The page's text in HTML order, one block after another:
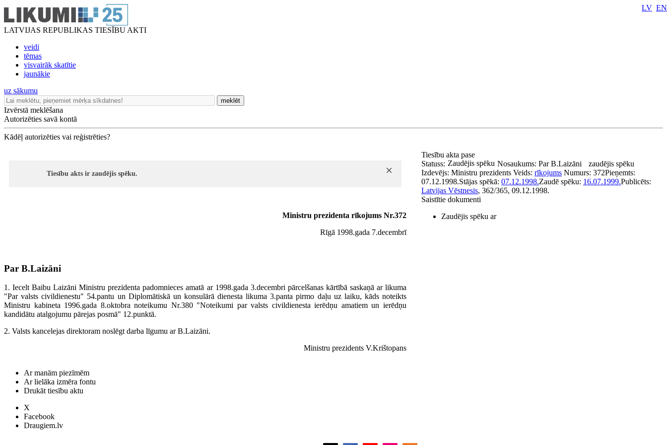
LATVIJAS REPUBLIKAS TIESĪBU AKTI
veidi
tēmas
visvairāk skatītie
jaunākie
LV EN
uz sākumu
meklēt
Izvērstā meklēšana
Autorizēties savā kontā
Kādēļ autorizēties vai reģistrēties?
Tiesību akts ir zaudējis spēku.
Ministru prezidenta rīkojums Nr.372
Rīgā 1998.gada 7.decembrī
Par B.Laizāni
1. Iecelt Baibu Laizāni Ministru prezidenta padomnieces amatā ar 1998.gada 3.decembri pārcelšanas kārtībā saskaņā ar likuma
"Par valsts civildienestu" 54.pantu un Diplomātiskā un konsulārā dienesta likuma 3.panta pirmo daļu uz laiku, kāds noteikts
Ministru kabineta 1996.gada 8.oktobra noteikumu Nr.380 "Noteikumi par valsts civildienesta ierēdņu amatiem un ierēdņu
kandidātu atalgojumu pārejas posmā" 12.punktā.
2. Valsts kancelejas direktoram noslēgt darba līgumu ar B.Laizāni.
Ministru prezidents V.Krištopans
Tiesību akta pase
Nosaukums: Par B.Laizāni
Statuss: Zaudējis spēku
zaudējis spēku
Izdevējs: Ministru prezidents Veids: rīkojums Numurs: 372Pieņemts:
07.12.1998.Stājas spēkā: 07.12.1998.Zaudē spēku: 16.07.1999.Publicēts:
Latvijas Vēstnesis, 362/365, 09.12.1998.
Saistītie dokumenti
Zaudējis spēku ar
Ar manām piezīmēm
Ar lielāka izmēra fontu
Drukāt tiesību aktu
X
Facebook
Draugiem.lv